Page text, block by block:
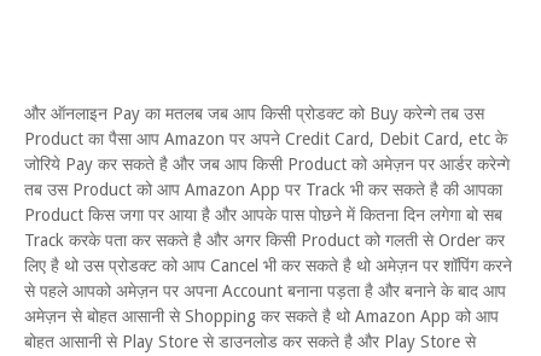
और ऑनलाइन Pay का मतलब जब आप किसी प्रोडक्ट को Buy करेन्गे तब उस
Product का पैसा आप Amazon पर अपने Credit Card, Debit Card, etc के
जोरिये Pay कर सकते है और जब आप किसी Product को अमेज़न पर आर्डर करेन्गे
तब उस Product को आप Amazon App पर Track भी कर सकते है की आपका
Product किस जगा पर आया है और आपके पास पोछने में कितना दिन लगेगा बो सब
Track करके पता कर सकते है और अगर किसी Product को गलती से Order कर
लिए है थो उस प्रोडक्ट को आप Cancel भी कर सकते है थो अमेज़न पर शॉपिंग करने
से पहले आपको अमेज़न पर अपना Account बनाना पड़ता है और बनाने के बाद आप
अमेज़न से बोहत आसानी से Shopping कर सकते है थो Amazon App को आप
बोहत आसानी से Play Store से डाउनलोड कर सकते है और Play Store से